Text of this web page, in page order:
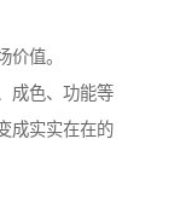
价值。
成色、功能等
成实实在在的